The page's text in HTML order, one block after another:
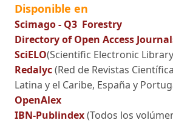
Disponible en
Scimago - Q3 Forestry
Directory of Open Access
SciELO(Scientific Electronic
Redalyc(Red de Revistas
Latina y el Caribe, España y
OpenAlex
IBN-Publindex(Todos los